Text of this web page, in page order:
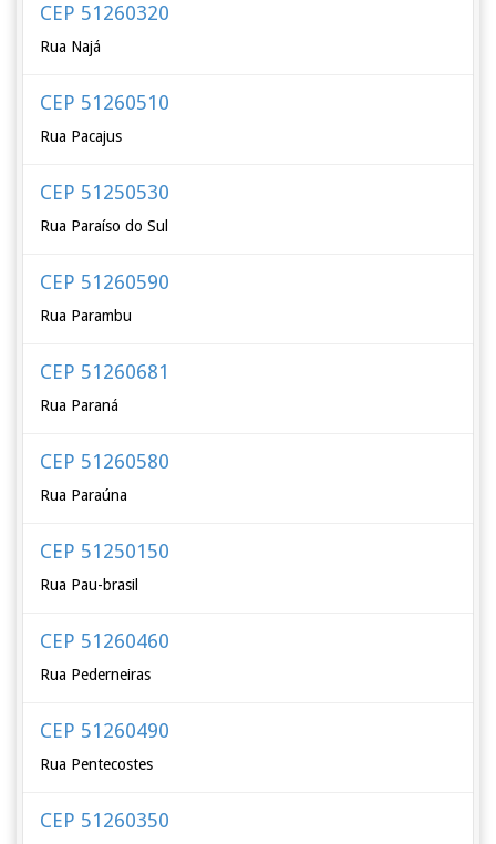
CEP 51260320
Rua Najá
CEP 51260510
Rua Pacajus
CEP 51250530
Rua Paraíso do Sul
CEP 51260590
Rua Parambu
CEP 51260681
Rua Paraná
CEP 51260580
Rua Paraúna
CEP 51250150
Rua Pau-brasil
CEP 51260460
Rua Pederneiras
CEP 51260490
Rua Pentecostes
CEP 51260350